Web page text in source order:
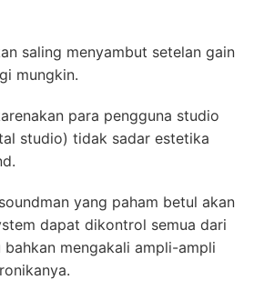
saling menyambut setelan gain
mungkin.
para pengguna studio
studio) tidak sadar estetika
yang paham betul akan
dapat dikontrol semua dari
mengakali ampli-ampli